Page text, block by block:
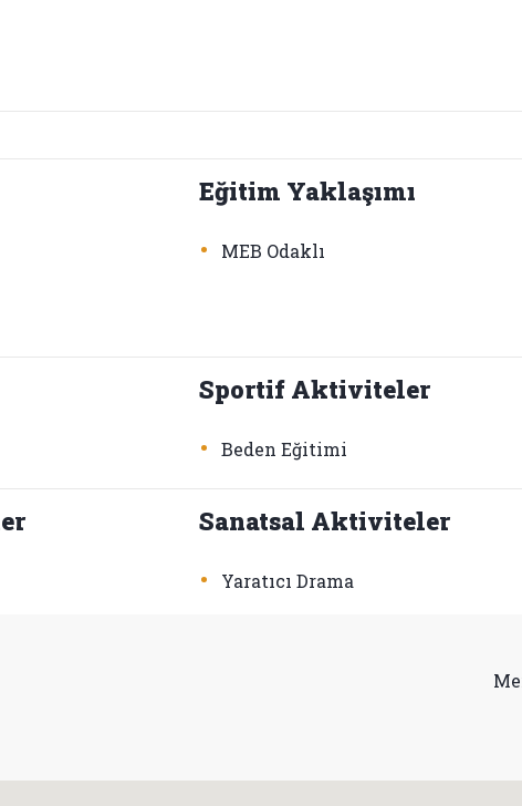
Eğitim Yaklaşımı
• MEB Odaklı
Sportif Aktiviteler
• Beden Eğitimi
Sanatsal Aktiviteler
• Yaratıcı Drama